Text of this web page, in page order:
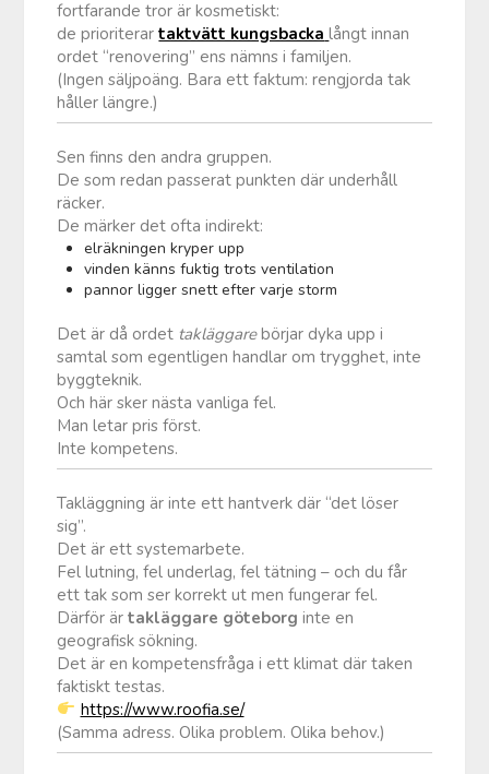
fortfarande tror är kosmetiskt:
de prioriterartaktvätt kungsbacka långt innan
ordet “renovering” ens nämns i familjen.
(Ingen säljpoäng. Bara ett faktum: rengjorda tak
håller längre.)
Sen finns den andra gruppen.
De som redan passerat punkten där underhåll
räcker.
De märker det ofta indirekt:
elräkningen kryper upp
vinden känns fuktig trots ventilation
pannor ligger snett efter varje storm
Det är då ordet takläggarebörjar dyka upp i
samtal som egentligen handlar om trygghet, inte
byggteknik.
Och här sker nästa vanliga fel.
Man letar pris först.
Inte kompetens.
Takläggning är inte ett hantverk där “det löser
sig”.
Det är ett systemarbete.
Fel lutning, fel underlag, fel tätning – och du får
ett tak som ser korrekt ut men fungerar fel.
Därför ärtakläggare göteborg inte en
geografisk sökning.
Det är en kompetensfråga i ett klimat där taken
faktiskt testas.
https://www.roofia.se/
(Samma adress. Olika problem. Olika behov.)